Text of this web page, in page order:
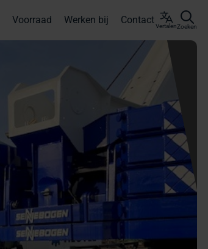
VertalenZoeken
Voorraad Werken bij Contact